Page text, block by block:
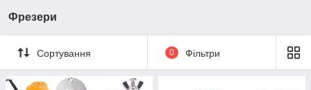
Фрезери
Сортування 0 Фільтри